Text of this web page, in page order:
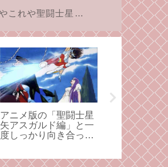
あれやこれや聖闘士星矢
アニメ版の「聖闘士星
矢アスガルド編」と一
度しっかり向き合って
キン肉マン
「冴わたる
巻」感想・
ン対サラマ
ライマック
師弟コンビ